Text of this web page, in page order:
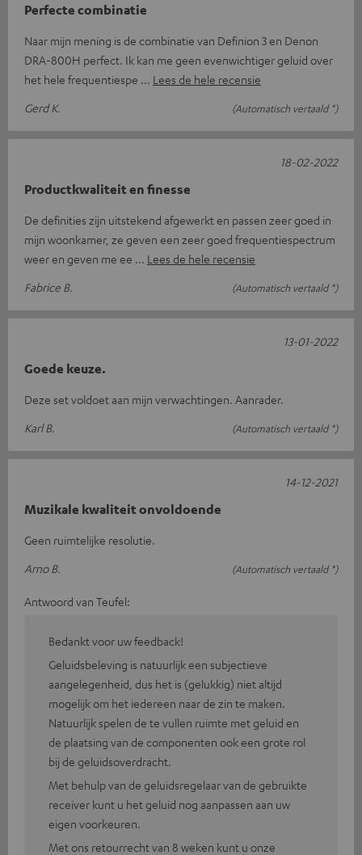
Perfecte combinatie
Naar mijn mening is de combinatie van Definion 3 en Denon
DRA-800H perfect. Ik kan me geen evenwichtiger geluid over
het hele frequentiespe
Lees de hele recensie
Gerd K.
(Automatisch vertaald *)
Productkwaliteit en finesse
De definities zijn uitstekend afgewerkt en passen zeer goed in
mijn woonkamer, ze geven een zeer goed frequentiespectrum
weer en geven me ee
Lees de hele recensie
Fabrice B.
(Automatisch vertaald *)
18-02-2022
Goede keuze.
Deze set voldoet aan mijn verwachtingen. Aanrader.
Karl B.
(Automatisch vertaald *)
13-01-2022
Muzikale kwaliteit onvoldoende
Geen ruimtelijke resolutie.
Arno B.
(Automatisch vertaald *)
14-12-2021
Antwoord van Teufel:
Bedankt voor uw feedback!
Geluidsbeleving is natuurlijk een subjectieve
aangelegenheid, dus het is (gelukkig) niet altijd
mogelijk om het iedereen naar de zin te maken.
Natuurlijk spelen de te vullen ruimte met geluid en
de plaatsing van de componenten ook een grote rol
bij de geluidsoverdracht.
Met behulp van de geluidsregelaar van de gebruikte
receiver kunt u het geluid nog aanpassen aan uw
eigen voorkeuren.
Met ons retourrecht van 8 weken kunt u onze